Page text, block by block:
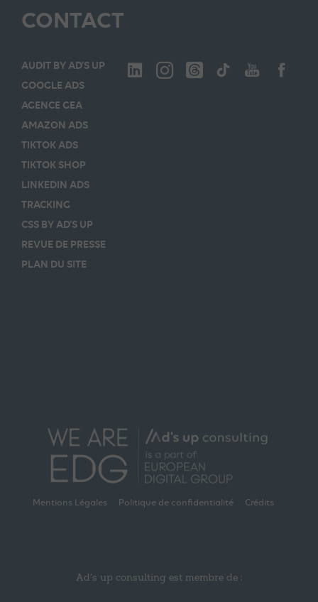
CONTACT
AUDIT BY AD’S UP
GOOGLE ADS
AGENCE GEA
AMAZON ADS
TIKTOK ADS
TIKTOK SHOP
LINKEDIN ADS
TRACKING
CSS BY AD’S UP
REVUE DE PRESSE
PLAN DU SITE
Mentions Légales Politique de confidentialité Crédits
Ad’s up consulting est membre de :